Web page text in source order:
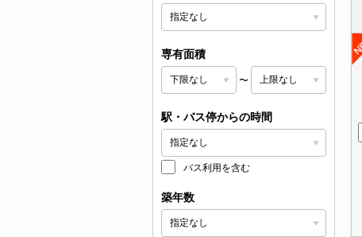
専有面積
〜
駅・バス停からの時間
バス利用を含む
築年数